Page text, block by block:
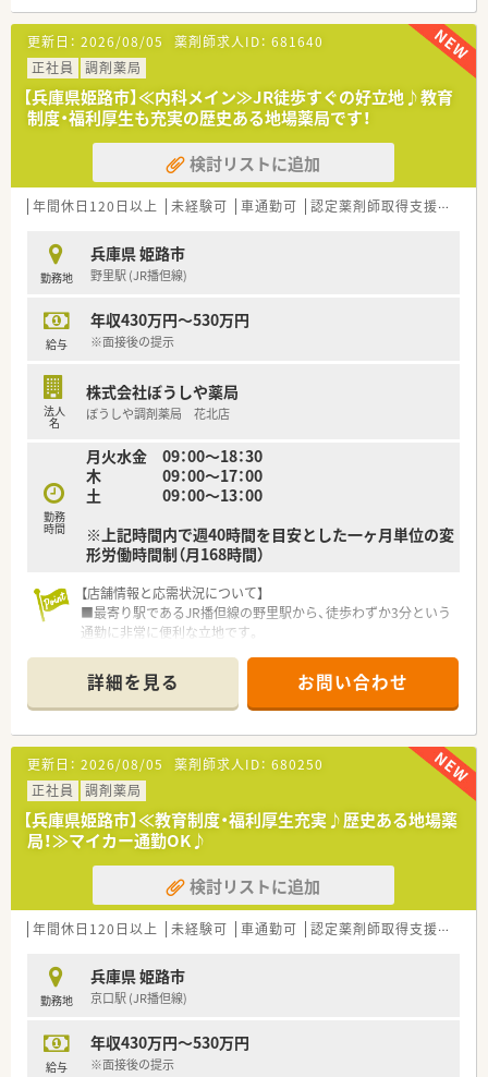
【法人特徴について】
■姫路市に特化したドミナント戦略で25店舗以上を展開してお
り、転居を伴う異動の心配がありません。
■元禄以前から続く長い歴史と信頼を基盤に、地域に根ざした薬
局として安定した経営を続けています。
■調剤業務に留まらず、在宅医療や栄養指導など、薬剤師の専門
性を活かせる多様な事業を展開中です。
【職場環境と雰囲気】
■患者様はもちろんのこと、スタッフ同士も大切にする「おもて
■正社員の平均勤続年数が8年と非常に定着率が高く、安心して
長く働ける環境であることが魅力です。
■チームで協力し、互いに尊重し合いながら業務を進める風土が
【想定されるキャリアイメージ】
トなど多彩な分野へ挑戦が可能です。
■認定薬剤師や指導薬剤師などの資格取得を会社が全面的にバ
ックアップする支援制度が充実しています。
マネージャーへの道も開かれています。
更新日： 2026/08/05 薬剤師求人ID： 681640
正社員
調剤薬局
【兵庫県姫路市】≪内科メイン≫JR徒歩すぐの好立地♪教育
制度・福利厚生も充実の歴史ある地場薬局です！
検討リストに追加
年間休日120日以上 未経験可 車通勤可 認定薬剤師取得支援あり
勤務地
兵庫県 姫路市
野里駅 (JR播但線)
給与
年収430万円～530万円
※面接後の提示
法人
名
株式会社ぼうしや薬局
ぼうしや調剤薬局 花北店
勤務
時間
月火水金 09：00～18：30
木 09：00～17：00
土 09：00～13：00
※上記時間内で週40時間を目安とした一ヶ月単位の変
形労働時間制（月168時間）
【店舗情報と応需状況について】
■最寄り駅であるJR播但線の野里駅から、徒歩わずか3分という
通勤に非常に便利な立地です。
と幅広く、1日に約40枚から60枚の処方箋を受け付けています。
■薬剤師は常勤3名と非常勤2名の体制で、互いに協力しながら
質の高い医療サービスを提供しています。
【法人特徴について】
■姫路市を中心に25店舗以上の薬局を展開しており、地域に根
差したドミナント戦略を推進しています。
■地域に密着しているため転居を伴う異動がなく、腰を据えて長
期的なキャリアを築ける環境です。
■元禄以前から続く長い歴史と信頼を礎に、地域住民から必要と
される薬局を目指しています。
【勤務実態について】
■月平均の残業時間は10時間未満と少なく、サービス残業もな
■1ヶ月単位の変形労働時間制（週40時間目安）を導入し、効率的
で柔軟な働き方を実現しています。
■産休・育休の取得実績も多数あり、ライフステージの変化を経
【やりがい/おすすめポイント】
詳細を見る お問い合わせ
更新日： 2026/08/05 薬剤師求人ID： 680250
正社員
調剤薬局
【兵庫県姫路市】≪教育制度・福利厚生充実♪歴史ある地場薬
局！≫マイカー通勤OK♪
検討リストに追加
年間休日120日以上 未経験可 車通勤可 認定薬剤師取得支援あり
勤務地
兵庫県 姫路市
京口駅 (JR播但線)
給与
年収430万円～530万円
※面接後の提示